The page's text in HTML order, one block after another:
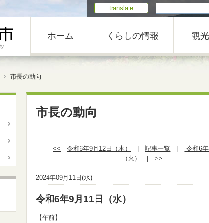
translate
ホーム くらしの情報 観光
市長の動向
市長の動向
<< 令和6年9月12日（木） |記事一覧
令和6
（火）
|>>
2024年09月11日(水)
令和6年9月11日（水）
【午前】